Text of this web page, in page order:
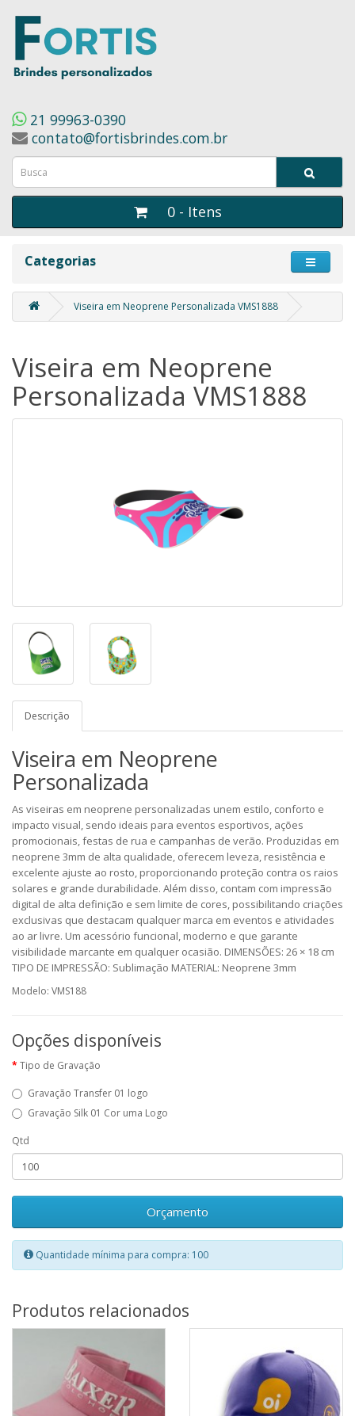
21 99963-0390
contato@fortisbrindes.com.br
0 - Itens
Categorias
Viseira em Neoprene Personalizada VMS1888
Viseira em Neoprene
Personalizada VMS1888
Descrição
Viseira em Neoprene
Personalizada
As viseiras em neoprene personalizadas unem estilo, conforto e
impacto visual, sendo ideais para eventos esportivos, ações
promocionais, festas de rua e campanhas de verão. Produzidas em
neoprene 3mm de alta qualidade, oferecem leveza, resistência e
excelente ajuste ao rosto, proporcionando proteção contra os raios
solares e grande durabilidade. Além disso, contam com impressão
digital de alta definição e sem limite de cores, possibilitando criações
exclusivas que destacam qualquer marca em eventos e atividades
ao ar livre. Um acessório funcional, moderno e que garante
visibilidade marcante em qualquer ocasião. DIMENSÕES: 26 × 18 cm
TIPO DE IMPRESSÃO: Sublimação MATERIAL: Neoprene 3mm
Modelo: VMS188
Opções disponíveis
Tipo de Gravação
Gravação Transfer 01 logo
Gravação Silk 01 Cor uma Logo
Qtd
Orçamento
Quantidade mínima para compra: 100
Produtos relacionados